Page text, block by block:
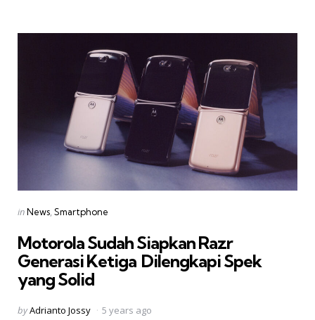
Categories
Posted
inNews Smartphone
Motorola Sudah Siapkan Razr
Generasi Ketiga  Dilengkapi Spek
yang Solid
Posted
byAdrianto Jossy 5 years ago